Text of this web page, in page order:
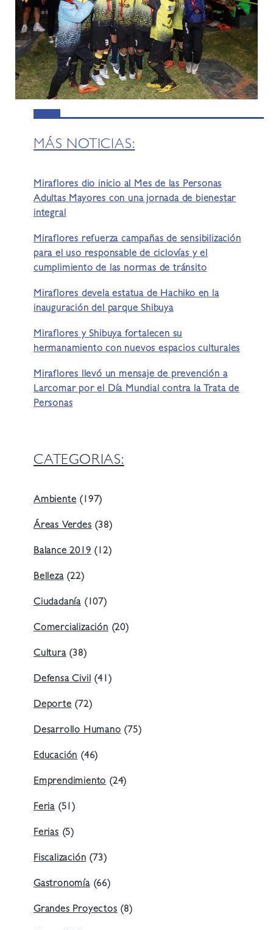
MÁS NOTICIAS:
Miraflores dio inicio al Mes de las Personas
Adultas Mayores con una jornada de bienestar
integral
Miraflores refuerza campañas de sensibilización
para el uso responsable de ciclovías y el
cumplimiento de las normas de tránsito
Miraflores devela estatua de Hachiko en la
inauguración del parque Shibuya
Miraflores y Shibuya fortalecen su
hermanamiento con nuevos espacios culturales
Miraflores llevó un mensaje de prevención a
Larcomar por el Día Mundial contra la Trata de
Personas
CATEGORIAS:
Ambiente(197)
Áreas Verdes(38)
Balance 2019(12)
Belleza(22)
Ciudadanía (107)
Comercialización(20)
Cultura(38)
Defensa Civil(41)
Deporte(72)
Desarrollo Humano(75)
Educación(46)
Emprendimiento(24)
Feria (51)
Ferias(5)
Fiscalización(73)
Gastronomía(66)
Grandes Proyectos(8)